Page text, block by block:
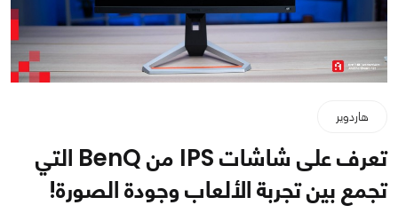
هاردوير
تعرف على شاشات IPS من BenQ التي
تجمع بين تجربة الألعاب وجودة الصورة!